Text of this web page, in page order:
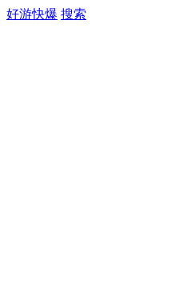
好游快爆 搜索